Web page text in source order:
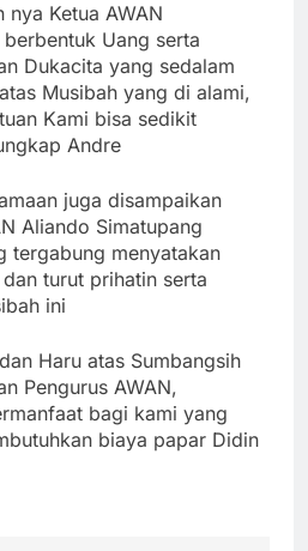
nya Ketua AWAN
Uang serta
Dukacita yang sedalam
Musibah yang di alami,
Kami bisa sedikit
Andre
juga disampaikan
Aliando Simatupang
tergabung menyatakan
turut prihatin serta
ini
Haru atas Sumbangsih
Pengurus AWAN,
bagi kami yang
biaya papar Didin